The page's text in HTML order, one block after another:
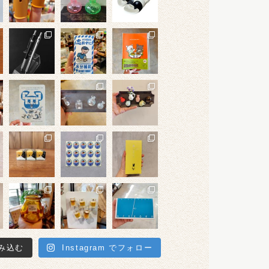
込む Instagram でフォロー